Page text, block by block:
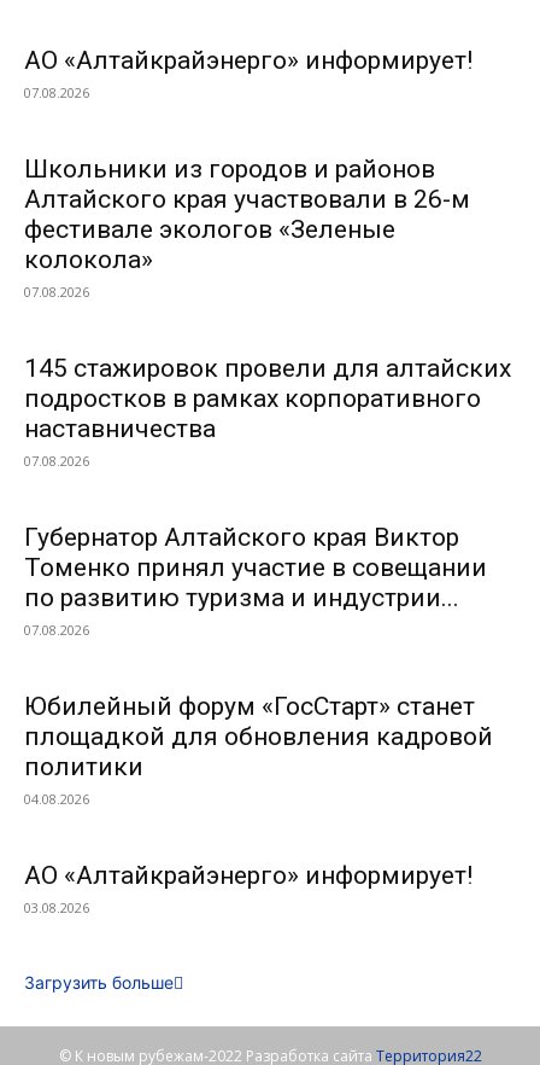
АО «Алтайкрайэнерго» информирует!
07.08.2026
Школьники из городов и районов
Алтайского края участвовали в 26-м
фестивале экологов «Зеленые
колокола»
07.08.2026
145 стажировок провели для алтайских
подростков в рамках корпоративного
наставничества
07.08.2026
Губернатор Алтайского края Виктор
Томенко принял участие в совещании
по развитию туризма и индустрии...
07.08.2026
Юбилейный форум «ГосСтарт» станет
площадкой для обновления кадровой
политики
04.08.2026
АО «Алтайкрайэнерго» информирует!
03.08.2026
Загрузить больше
© К новым рубежам-2022 Разработка сайта Территория22